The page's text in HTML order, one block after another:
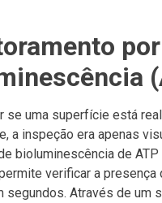
por
se uma superfície está
a inspeção era apenas
bioluminescência de
verificar a presença
segundos. Através de um